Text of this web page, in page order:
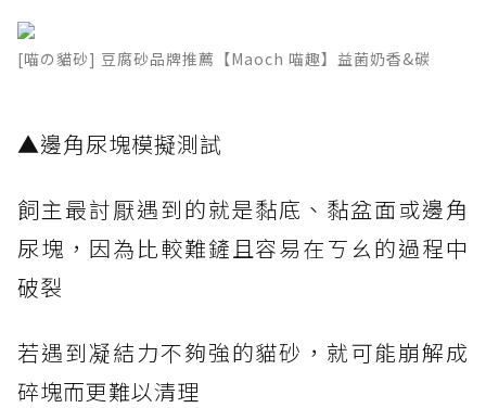
[喵の貓砂] 豆腐砂品牌推薦【Maoch 喵趣】益菌奶香&碳
​▲邊角尿塊模擬測試
飼主最討厭遇到的就是黏底、黏盆面或邊角
尿塊，因為比較難鏟且容易在ㄎㄠ的過程中
破裂
若遇到凝結力不夠強的貓砂，就可能崩解成
碎塊而更難以清理